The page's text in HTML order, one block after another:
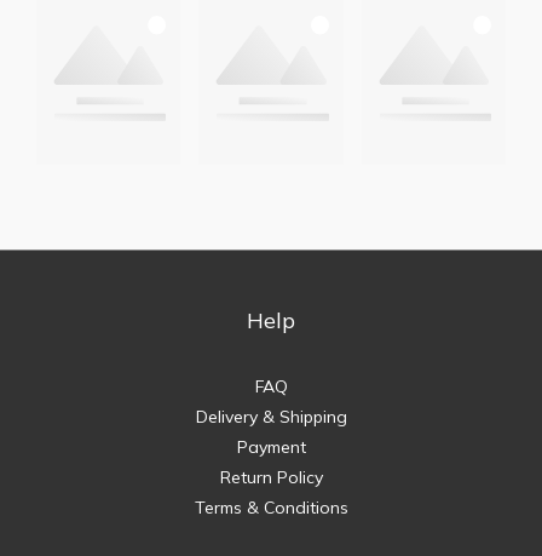
Help
FAQ
Delivery & Shipping
Payment
Return Policy
Terms & Conditions